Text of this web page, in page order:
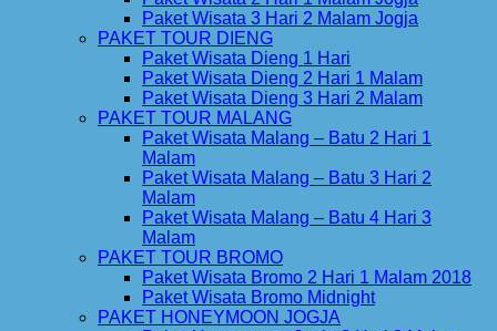
Paket Wisata 3 Hari 2 Malam Jogja
PAKET TOUR DIENG
Paket Wisata Dieng 1 Hari
Paket Wisata Dieng 2 Hari 1 Malam
Paket Wisata Dieng 3 Hari 2 Malam
PAKET TOUR MALANG
Paket Wisata Malang – Batu 2 Hari 1
Malam
Paket Wisata Malang – Batu 3 Hari 2
Malam
Paket Wisata Malang – Batu 4 Hari 3
Malam
PAKET TOUR BROMO
Paket Wisata Bromo 2 Hari 1 Malam 2018
Paket Wisata Bromo Midnight
PAKET HONEYMOON JOGJA